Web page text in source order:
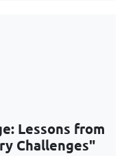
Lessons from
Challenges"